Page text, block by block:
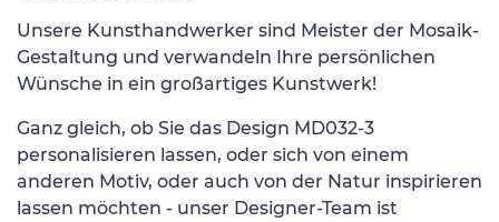
Unsere Kunsthandwerker sind Meister der Mosaik-
Gestaltung und verwandeln Ihre persönlichen
Wünsche in ein großartiges Kunstwerk!
Ganz gleich, ob Sie das Design MD032-3
personalisieren lassen, oder sich von einem
anderen Motiv, oder auch von der Natur inspirieren
lassen möchten - unser Designer-Team ist